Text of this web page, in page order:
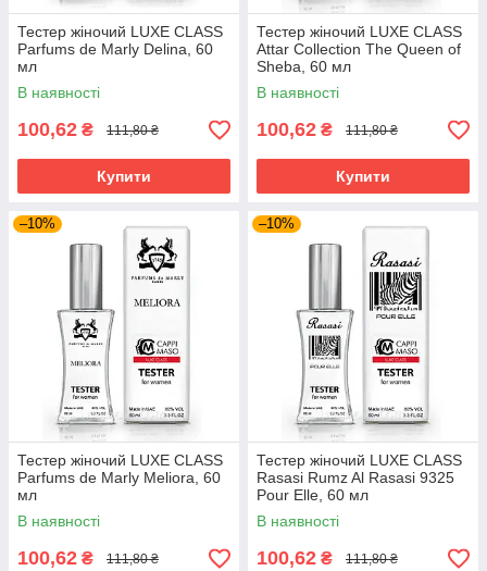
Тестер жіночий LUXE CLASS
Parfums de Marly Delina, 60
мл
В наявності
100,62 ₴ 111,80 ₴
Купити
Тестер жіночий LUXE CLASS
Attar Collection The Queen of
Sheba, 60 мл
В наявності
100,62 ₴ 111,80 ₴
Купити
–10%
Тестер жіночий LUXE CLASS
Parfums de Marly Meliora, 60
мл
В наявності
100,62 ₴ 111,80 ₴
–10%
Тестер жіночий LUXE CLASS
Rasasi Rumz Al Rasasi 9325
Pour Elle, 60 мл
В наявності
100,62 ₴ 111,80 ₴